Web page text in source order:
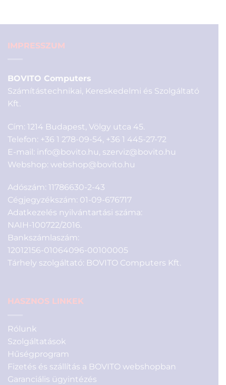
IMPRESSZUM
BOVITO Computers
Számítástechnikai, Kereskedelmi és Szolgáltató
Kft.
Cím: 1214 Budapest, Völgy utca 45.
Telefon: +36 1 278-09-54 +36 1 445-27-72
E-mail: info@bovito.hu szerviz@bovito.hu
Webshop: webshop@bovito.hu
Adószám: 11786630-2-43
Cégjegyzékszám: 01-09-676717
Adatkezelés nyilvántartási száma:
NAIH-100722/2016.
Bankszámlaszám:
12012156-01064096-00100005
Tárhely szolgáltató: BOVITO Computers Kft.
HASZNOS LINKEK
Rólunk
Szolgáltatások
Hűségprogram
Fizetés és szállítás a BOVITO webshopban
Garanciális ügyintézés